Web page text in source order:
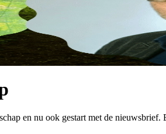
en nu ook gestart met de